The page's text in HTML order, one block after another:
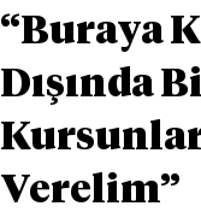
“Buraya
Dışında
Verelim”